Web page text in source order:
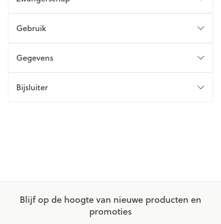
Gebruik
Gegevens
Bijsluiter
Blijf op de hoogte van nieuwe producten en
promoties